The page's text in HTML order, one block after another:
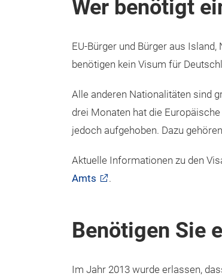
Wer benötigt
EU-Bürger und Bürger aus
benötigen kein Visum für
Alle anderen Nationalitäten sind
drei Monaten hat die
jedoch aufgehoben. Dazu
Aktuelle Informationen zu den
Amts
.
Benötigen Sie
Im Jahr 2013 wurde erlassen,